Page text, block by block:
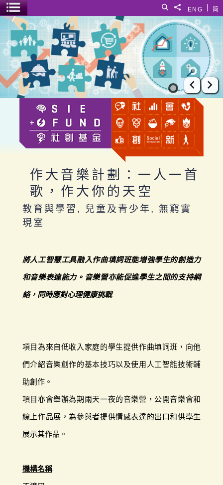
简
ENG
分享給
搜尋
選單開關
作大音樂計劃：一人一首歌，作大你的天空
上一張
下
作大音樂計劃：一人一首
歌，作大你的天空
教育與學習, 兒童及青少年, 無窮實
現室
將人工智慧工具融入作曲填詞班能增強學生的創造力
和音樂表達能力。音樂營亦能促進學生之間的支持網
絡，同時應對心理健康挑戰
項目為來自低收入家庭的學生提供作曲填詞班，向他
們介紹音樂創作的基本技巧以及使用人工智能技術輔
助創作。
項目亦會舉辦為期兩天一夜的音樂營，公開⾳樂會和
線上作品展，為參與者提供情感表達的出口和供學生
展示其作品。
機構名稱